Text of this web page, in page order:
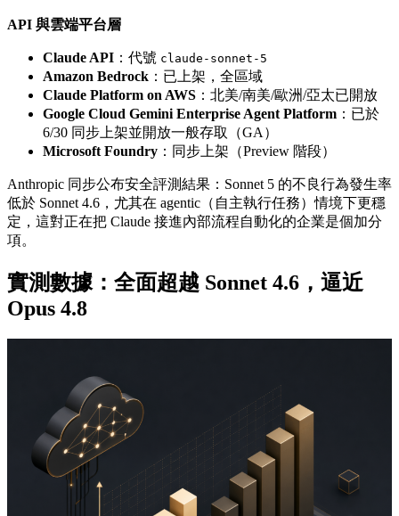
API 與雲端平台層
Claude API ：代號 claude-sonnet-5
Amazon Bedrock ：已上架，全區域
Claude Platform on AWS ：北美/南美/歐洲/亞太已開放
Google Cloud Gemini Enterprise Agent Platform ：已於
6/30 同步上架並開放一般存取（GA）
Microsoft Foundry ：同步上架（Preview 階段）
Anthropic 同步公布安全評測結果：Sonnet 5 的不良行為發生率
低於 Sonnet 4.6，尤其在 agentic（自主執行任務）情境下更穩
定，這對正在把 Claude 接進內部流程自動化的企業是個加分
項。
實測數據：全面超越 Sonnet 4.6，逼近
Opus 4.8